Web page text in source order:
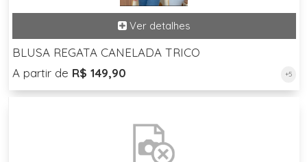
BLUSA REGATA CANELADA TRICO
A partir de R$ 149,90 +5